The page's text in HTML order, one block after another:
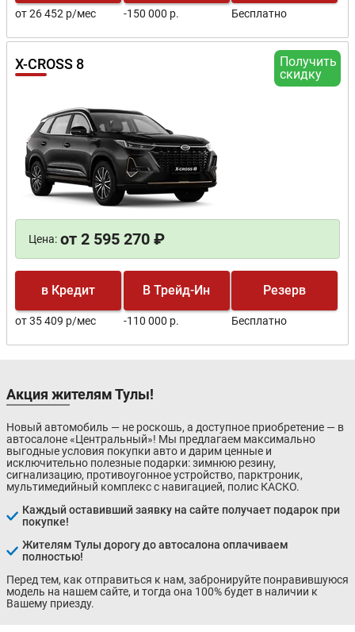
от 26 452 р/мес -150 000 р. Бесплатно
Получить
скидку
X-CROSS 8
Цена: от 2 595 270 ₽
в Кредит
от 35 409 р/мес
В Трейд-Ин
-110 000 р.
Резерв
Бесплатно
Акция жителям Тулы!
Новый автомобиль — не роскошь, а доступное приобретение — в
автосалоне «Центральный»! Мы предлагаем максимально
выгодные условия покупки авто и дарим ценные и
исключительно полезные подарки: зимнюю резину,
сигнализацию, противоугонное устройство, парктроник,
мультимедийный комплекс с навигацией, полис КАСКО.
Каждый оставивший заявку на сайте получает подарок при
покупке!
Жителям Тулы дорогу до автосалона оплачиваем
полностью!
Перед тем, как отправиться к нам, забронируйте понравившуюся
модель на нашем сайте, и тогда она 100% будет в наличии к
Вашему приезду.